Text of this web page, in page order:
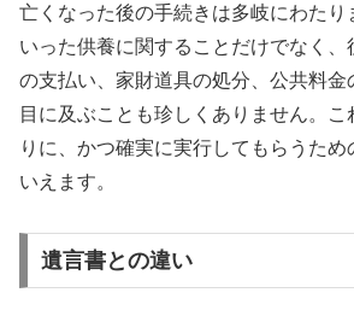
亡くなった後の手続きは多岐にわたり
いった供養に関することだけでなく、
の支払い、家財道具の処分、公共料金
目に及ぶことも珍しくありません。こ
りに、かつ確実に実行してもらうため
いえます。
遺言書との違い